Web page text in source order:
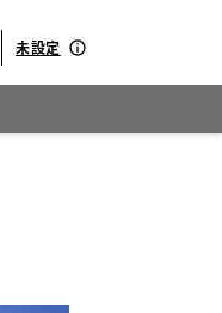
未設定